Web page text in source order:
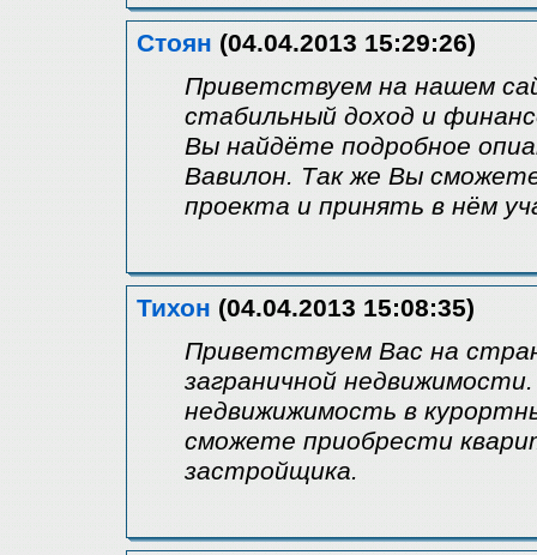
Стоян (04.04.2013 15:29:26)
Приветствуем на нашем
стабильный доход и
Вы найдёте подробное
Вавилон. Так же Вы
проекта и принять в нём
Тихон (04.04.2013 15:08:35)
Приветствуем Вас на
заграничной
недвижижимость в
сможете приобрести
застройщика.